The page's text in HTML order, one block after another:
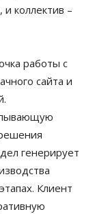
коллектив –
работы с
сайта и
генерирует
Клиент